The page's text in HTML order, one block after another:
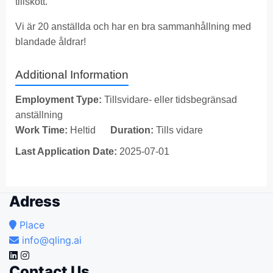
Vi är 20 anställda och har en bra sammanhållning med
blandade åldrar!
Additional Information
Employment Type: Tillsvidare- eller tidsbegränsad
anställning
Work Time: Heltid Duration: Tills vidare
Last Application Date: 2025-07-01
Adress
Place
info@qling.ai